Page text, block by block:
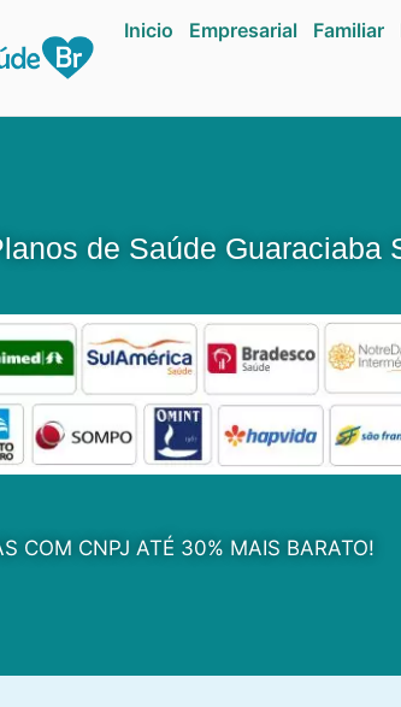
Inicio Empresarial Familiar
de Saúde Guaraciaba
COM CNPJ ATÉ 30% MAIS BARATO!